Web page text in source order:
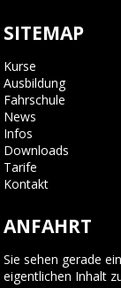
SITEMAP
Kurse
Ausbildung
Fahrschule
News
Infos
Downloads
Tarife
Kontakt
ANFAHRT
Sie sehen gerade
eigentlichen Inhalt